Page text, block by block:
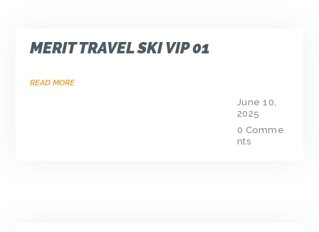
MERIT TRAVEL SKI VIP 01
READ MORE
June 10,
2025
0 Comme
nts